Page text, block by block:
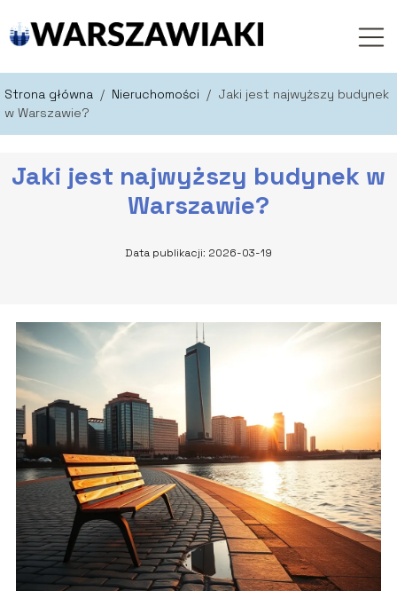
Strona główna / Nieruchomości / Jaki jest najwyższy budynek
w Warszawie?
Jaki jest najwyższy budynek w
Warszawie?
Data publikacji: 2026-03-19